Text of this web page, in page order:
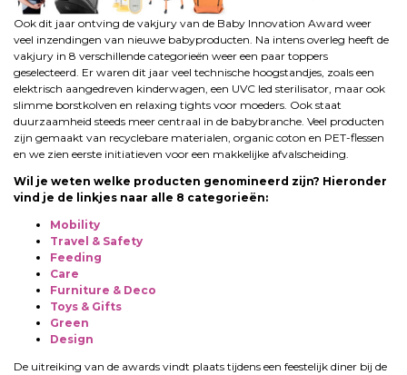
Ook dit jaar ontving de vakjury van de Baby Innovation Award weer
veel inzendingen van nieuwe babyproducten. Na intens overleg heeft de
vakjury in 8 verschillende categorieën weer een paar toppers
geselecteerd. Er waren dit jaar veel technische hoogstandjes, zoals een
elektrisch aangedreven kinderwagen, een UVC led sterilisator, maar ook
slimme borstkolven en relaxing tights voor moeders. Ook staat
duurzaamheid steeds meer centraal in de babybranche. Veel producten
zijn gemaakt van recyclebare materialen, organic coton en PET-flessen
en we zien eerste initiatieven voor een makkelijke afvalscheiding.
Wil je weten welke producten genomineerd zijn? Hieronder
vind je de linkjes naar alle 8 categorieën:
Mobility
Travel & Safety
Feeding
Care
Furniture & Deco
Toys & Gifts
Green
Design
De uitreiking van de awards vindt plaats tijdens een feestelijk diner bij de